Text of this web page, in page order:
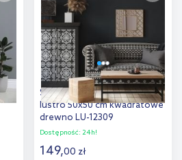
Styler Ornament Annett
lustro 50x50 cm kwadratowe
drewno LU-12309
Dostępność: 24h!
149,00 zł